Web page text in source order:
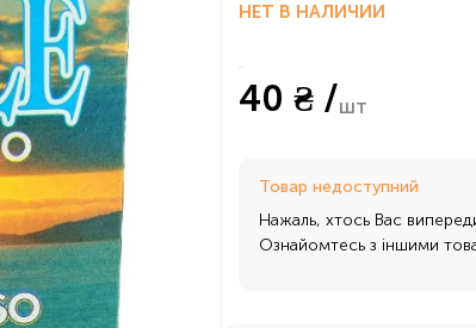
НЕТ В НАЛИЧИИ
40 ₴ /шт
Товар недоступний
Нажаль, хтось Вас
Ознайомтесь з іншими